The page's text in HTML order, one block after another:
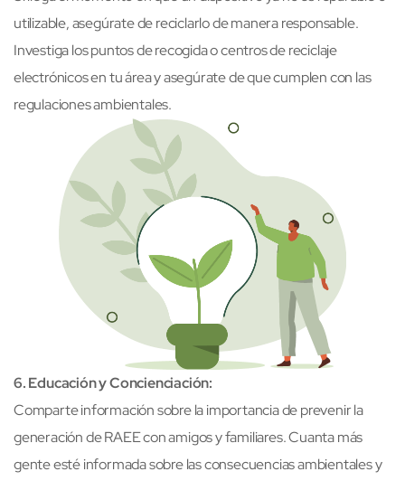
utilizable, asegúrate de reciclarlo de manera responsable.
Investiga los puntos de recogida o centros de reciclaje
electrónicos en tu área y asegúrate de que cumplen con las
regulaciones ambientales.
6. Educación y Concienciación:
Comparte información sobre la importancia de prevenir la
generación de RAEE con amigos y familiares. Cuanta más
gente esté informada sobre las consecuencias ambientales y